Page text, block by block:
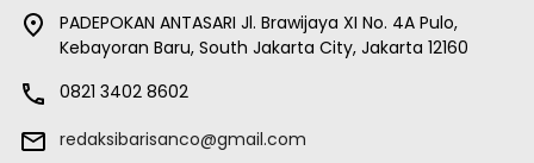
PADEPOKAN ANTASARI Jl. Brawijaya XI No. 4A Pulo,
Kebayoran Baru, South Jakarta City, Jakarta 12160
0821 3402 8602
redaksibarisanco@gmail.com